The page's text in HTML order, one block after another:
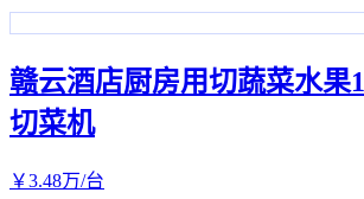
赣云酒店厨房用切蔬菜水果
切菜机
￥3.48万/台